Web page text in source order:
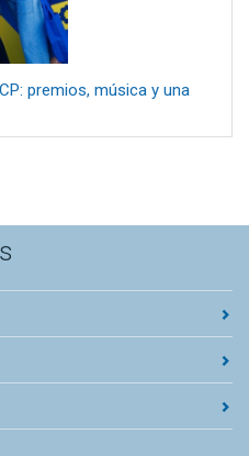
premios, música y una